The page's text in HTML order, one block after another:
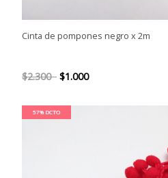
Cinta de pompones negro x 2m
$2.300 $1.000
57% DCTO